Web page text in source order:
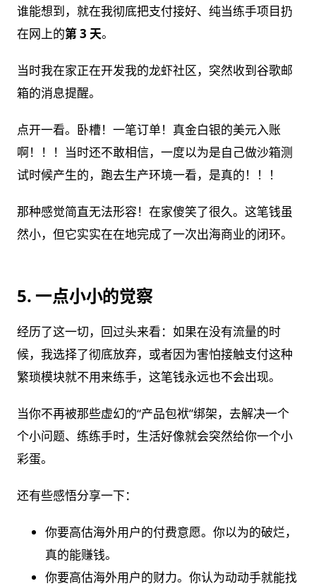
谁能想到，就在我彻底把支付接好、纯当练手项目扔
在网上的第 3 天。
当时我在家正在开发我的龙虾社区，突然收到谷歌邮
箱的消息提醒。
点开一看。卧槽！一笔订单！真金白银的美元入账
啊！！！当时还不敢相信，一度以为是自己做沙箱测
试时候产生的，跑去生产环境一看，是真的！！！
那种感觉简直无法形容！在家傻笑了很久。这笔钱虽
然小，但它实实在在地完成了一次出海商业的闭环。
5. 一点小小的觉察
经历了这一切，回过头来看：如果在没有流量的时
候，我选择了彻底放弃，或者因为害怕接触支付这种
繁琐模块就不用来练手，这笔钱永远也不会出现。
当你不再被那些虚幻的“产品包袱”绑架，去解决一个
个小问题、练练手时，生活好像就会突然给你一个小
彩蛋。
还有些感悟分享一下：
你要高估海外用户的付费意愿。你以为的破烂，
真的能赚钱。
你要高估海外用户的财力。你认为动动手就能找